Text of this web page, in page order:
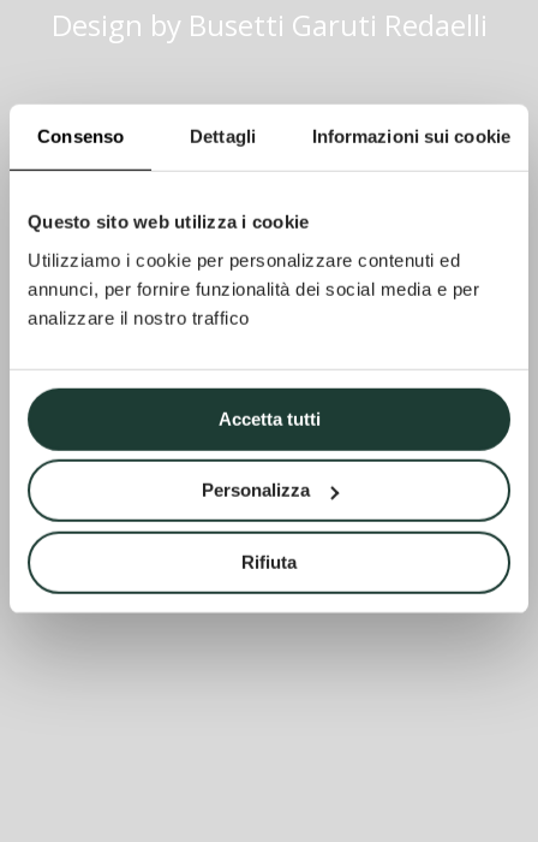
Consenso Dettagli Informazioni sui cookie
Questo sito web utilizza i cookie
Utilizziamo i cookie per personalizzare contenuti ed
annunci, per fornire funzionalità dei social media e per
analizzare il nostro traffico
Accetta tutti
Personalizza
Rifiuta
Design by Busetti Garuti Redaelli